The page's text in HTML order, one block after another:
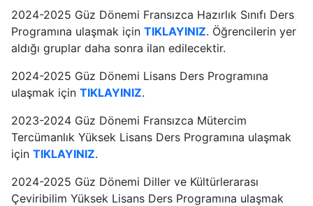
2024-2025 Güz Dönemi Fransızca Hazırlık Sınıfı Ders
Programına ulaşmak için TIKLAYINIZ. Öğrencilerin yer
aldığı gruplar daha sonra ilan edilecektir.
2024-2025 Güz Dönemi Lisans Ders Programına
ulaşmak için TIKLAYINIZ.
2023-2024 Güz Dönemi Fransızca Mütercim
Tercümanlık Yüksek Lisans Ders Programına ulaşmak
için TIKLAYINIZ.
2024-2025 Güz Dönemi Diller ve Kültürlerarası
Çeviribilim Yüksek Lisans Ders Programına ulaşmak